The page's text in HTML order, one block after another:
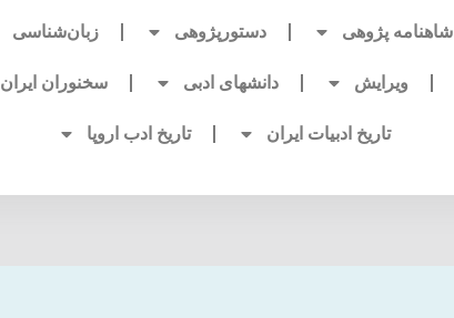
شاهنامه پژوهی دستورپژوهی زبان‌شناسی
ویرایش دانشهای ادبی سخنوران ایران
تاریخ ادبیات ایران تاریخ ادب اروپا